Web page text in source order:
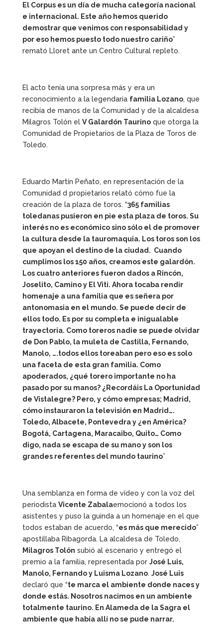
El Corpus es un día de mucha categoría nacional
e internacional. Este año hemos querido
demostrar que venimos con responsabilidad y
por eso hemos puesto todo nuestro cariño”
remató Lloret ante un Centro Cultural repleto.
El acto tenía una sorpresa más y era un
reconocimiento a la legendaria familia Lozano, que
recibía de manos de la Comunidad y de la alcaldesa
Milagros Tolón el V Galardón Taurinoque otorga la
Comunidad de Propietarios de la Plaza de Toros de
Toledo.
Eduardo Martín Peñato, en representación de la
Comunidad d propietarios relató cómo fue la
creación de la plaza de toros. “365 familias
toledanas pusieron en pie esta plaza de toros. Su
interés no es económico sino sólo el de promover
la cultura desde la tauromaquia. Los toros son los
que apoyan el destino de la ciudad. Cuando
cumplimos los 150 años, creamos este galardón.
Los cuatro anteriores fueron dados a Rincón,
Joselito, Camino y El Viti. Ahora tocaba rendir
homenaje a una familia que es señera por
antonomasia en el mundo. Se puede decir de
ellos todo. Es por su completa e inigualable
trayectoria. Como toreros nadie se puede olvidar
de Don Pablo, la muleta de Castilla, Fernando,
Manolo, ….todos ellos toreaban pero eso es solo
una faceta de esta gran familia. Como
apoderados, ¿qué torero importante no ha
pasado por su manos? ¿Recordáis La Oportunidad
de Vistalegre? Pero, y cómo empresas; Madrid,
cómo instauraron la televisión en Madrid….
Toledo, Albacete, Pontevedra y ¿en América?
Bogotá, Cartagena, Maracaibo, Quito… Como
digo, nada se escapa de su mano y son los
grandes referentes del mundo taurino”
Una semblanza en forma de vídeo y con la voz del
periodista Vicente Zabalaemocionó a todos los
asistentes y puso la guinda a un homenaje en el que
todos estaban de acuerdo, “es más que merecido”
apostillaba Ribagorda. La alcaldesa de Toledo,
Milagros Tolón subió al escenario y entregó el
premio a la familia, representada por José Luis,
Manolo, Fernando y Luisma Lozano. José Luis
declaró que “te marca el ambiente donde naces y
donde estás. Nosotros nacimos en un ambiente
totalmente taurino. En Alameda de la Sagra el
ambiente que había allí no se pude narrar.